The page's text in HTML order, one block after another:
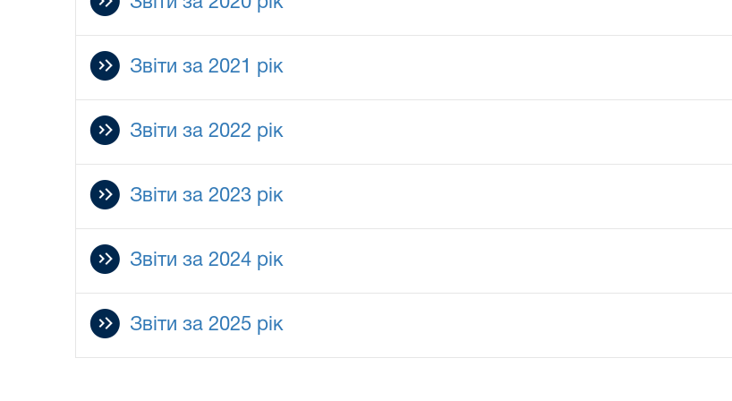
Звіти за 2021 рік
Звіти за 2022 рік
Звіти за 2023 рік
Звіти за 2024 рік
Звіти за 2025 рік